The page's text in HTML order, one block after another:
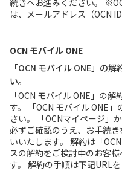
続きへお進みください。
は、メールアドレス（OCN
OCN モバイル ONE
「OCN モバイル ONE」の
い。
「OCN モバイル ONE」の
す。 「OCN モバイル ONE
さい。 「OCNマイページ」
必ずご確認のうえ、お手続
いいたします。 解約は「
スの解約をご検討中のお客
す。 解約の手順は下記URL